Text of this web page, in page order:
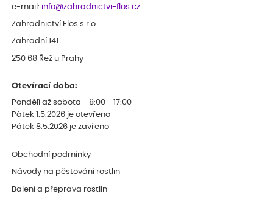
e-mail: info@zahradnictvi-flos.cz
Zahradnictví Flos s.r.o.
Zahradní 141
250 68 Řež u Prahy
Otevírací doba:
Pondělí až sobota - 8:00 - 17:00
Pátek 1.5.2026 je otevřeno
Pátek 8.5.2026 je zavřeno
Obchodní podmínky
Návody na pěstování rostlin
Balení a přeprava rostlin